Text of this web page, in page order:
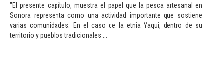
"El presente capítulo, muestra el papel que la pesca artesanal en
Sonora representa como una actividad importante que sostiene
varias comunidades. En el caso de la etnia Yaqui, dentro de su
territorio y pueblos tradicionales ...